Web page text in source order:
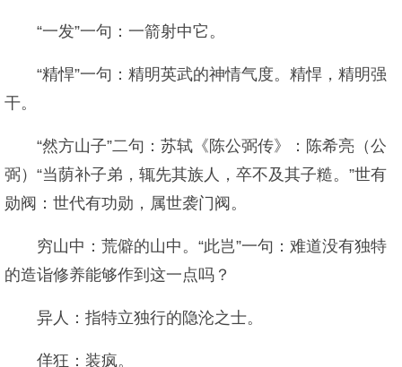
“一发”一句：一箭射中它。
“精悍”一句：精明英武的神情气度。精悍，精明强
干。
“然方山子”二句：苏轼《陈公弼传》：陈希亮（公
弼）“当荫补子弟，辄先其族人，卒不及其子糙。”世有
勋阀：世代有功勋，属世袭门阀。
穷山中：荒僻的山中。“此岂”一句：难道没有独特
的造诣修养能够作到这一点吗？
异人：指特立独行的隐沦之士。
佯狂：装疯。